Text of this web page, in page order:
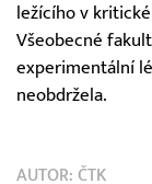
ležícího v
Všeobecné
experimentální
neobdržela.
AUTOR: ČTK